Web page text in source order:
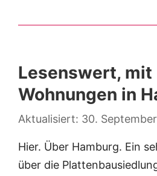
Lesenswert, mit
Wohnungen in
30.
Hier. Über Hamburg. Ein
über die